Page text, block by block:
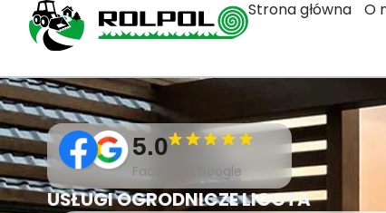
Strona główna O
5.0
Facebook,Google
USŁUGI OGRODNICZE LIGOTA